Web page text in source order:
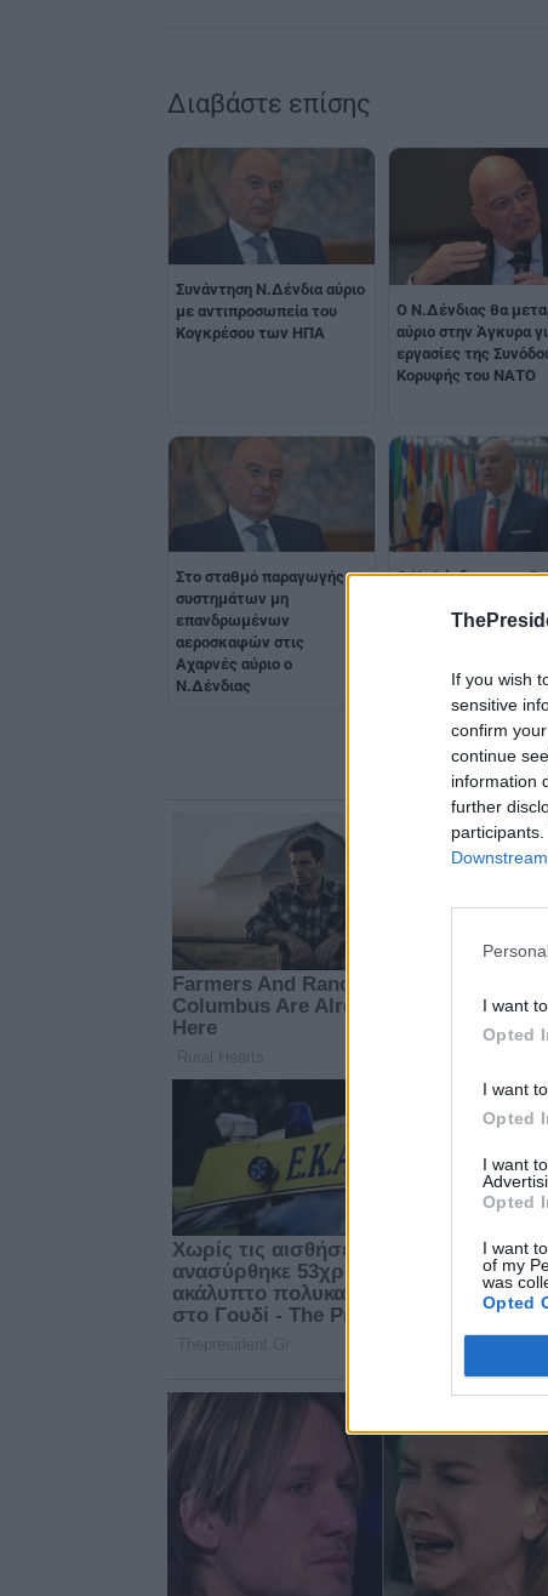
If you wish
sensitive
confirm
continue
information
further
I want
Opted
I want
Opted
I want
Opted
I want
of my
was
Opted
Διαβάστε επίσης
Συνάντηση Ν.Δένδια αύριο
με αντιπροσωπεία του
Κογκρέσου των ΗΠΑ
Ο Ν.Δένδιας θα
αύριο στην Άγκυρα
εργασίες της
Κορυφής του ΝΑΤΟ
Στο σταθμό παραγωγής
συστημάτων μη
επανδρωμένων
αεροσκαφών στις
Αχαρνές αύριο ο
Ν.Δένδιας
Ο Ν. Δένδιας
Εμιράτα - Στο